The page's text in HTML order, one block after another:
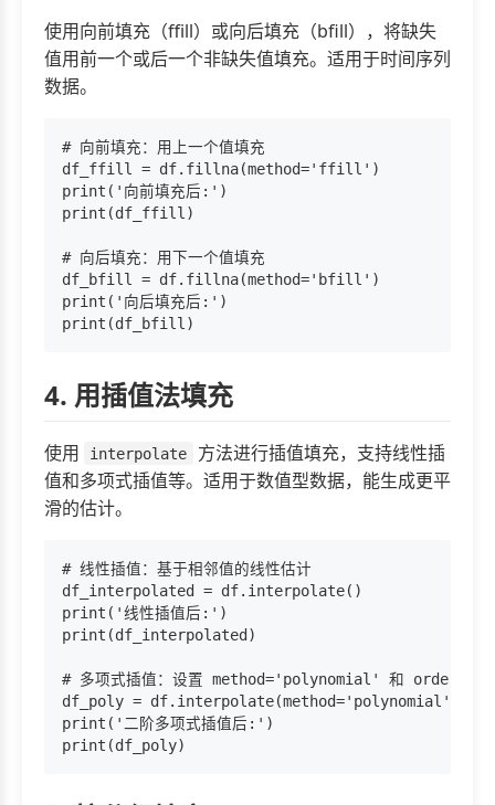
使用向前填充（ffill）或向后填充（bfill），将缺失
值用前一个或后一个非缺失值填充。适用于时间序列
数据。
# 向前填充：用上一个值填充
df_ffill = df.fillna(method='ffill')
print('向前填充后:')
print(df_ffill)
# 向后填充：用下一个值填充
df_bfill = df.fillna(method='bfill')
print('向后填充后:')
4. 用插值法填充
使用 interpolate
方法进行插值填充，支持线性插
值和多项式插值等。适用于数值型数据，能生成更平
滑的估计。
# 线性插值：基于相邻值的线性估计
df_interpolated = df.interpolate()
print('线性插值后:')
print(df_interpolated)
# 多项式插值：设置 method='polynomial' 和 order 参
df_poly = df.interpolate(method='polynomial',
print('二阶多项式插值后:')